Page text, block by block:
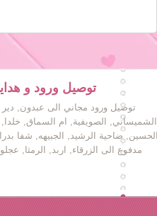
توصيل ورود و
توصيل ورود مجاني الى عبدون, دير
الشميساني, الصويفية, ام السماق, خلدا,
ضاحية الرشيد, الجبيهه, شفا
مدفوع الى الزرقاء, اربد, الرمثا,